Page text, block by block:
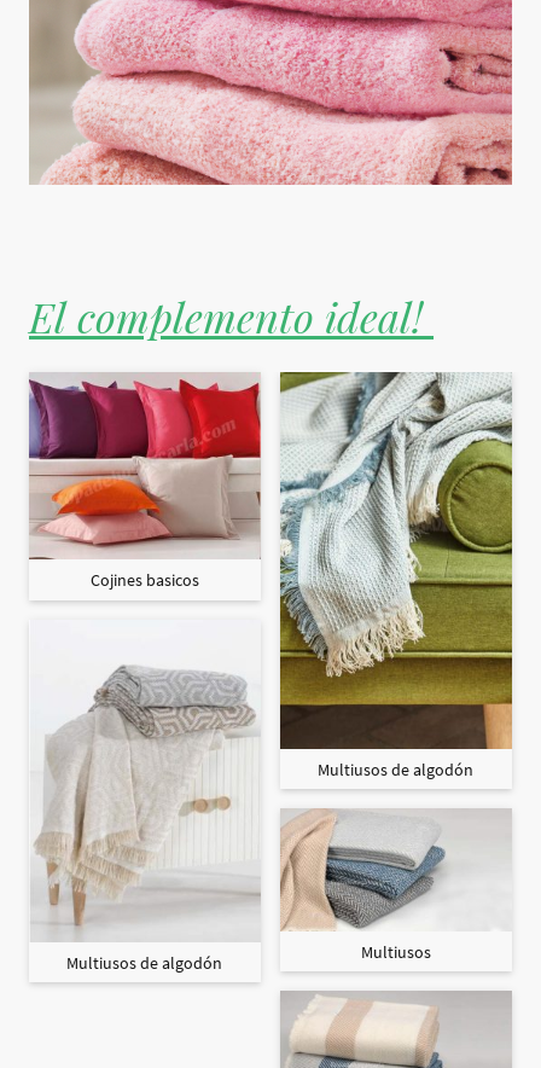
El complemento ideal!
Cojines basicos
Multiusos de algodón
Multiusos de algodón
Multiusos